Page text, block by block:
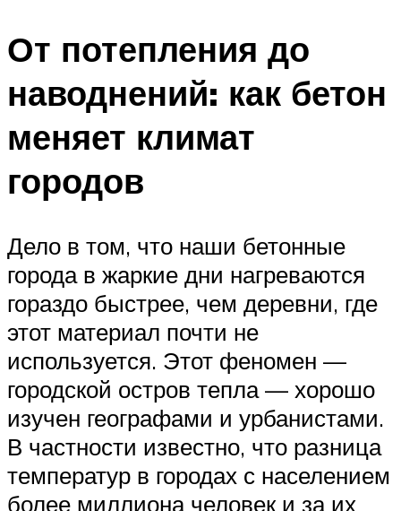
От потепления до
наводнений: как бетон
меняет климат
городов
Дело в том, что наши бетонные
города в жаркие дни нагреваются
гораздо быстрее, чем деревни, где
этот материал почти не
используется. Этот феномен —
городской остров тепла — хорошо
изучен географами и урбанистами.
В частности известно, что разница
температур в городах с населением
более миллиона человек и за их